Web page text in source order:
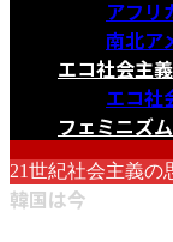
アフリ
南北ア
エコ社会主義
エコ社
フェミニズム
21世紀社会主義の
韓国は今